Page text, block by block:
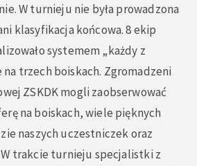
W turnieju nie była prowadzona
klasyfikacja końcowa. 8 ekip
systemem „każdy z
trzech boiskach. Zgromadzeni
ZSKDK mogli zaobserwować
na boiskach, wiele pięknych
naszych uczestniczek oraz
trakcie turnieju specjalistki z